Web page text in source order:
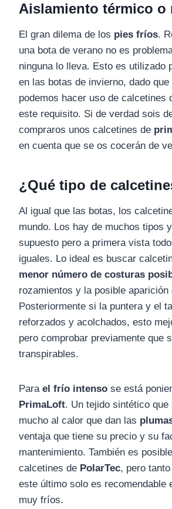
Aislamiento térmico o
El gran dilema de los pies fríos.
una bota de verano no es
ninguna lo lleva. Esto es utilizado
en las botas de invierno, dado
podemos hacer uso de calcetines
este requisito. Si de verdad sois
compraros unos calcetines de
en cuenta que se os cocerán de
¿Qué tipo de
Al igual que las botas, los
mundo. Los hay de muchos tipos
supuesto pero a primera vista
iguales. Lo ideal es buscar
menor número de costuras
rozamientos y la posible aparición
Posteriormente si la puntera y el
reforzados y acolchados, esto
pero comprobar previamente que
transpirables.
Para el frío intenso se está
PrimaLoft. Un tejido sintético que
mucho al calor que dan las
ventaja que tiene su precio y su
mantenimiento. También es
calcetines de PolarTec, pero
este último solo es recomendable
muy fríos.